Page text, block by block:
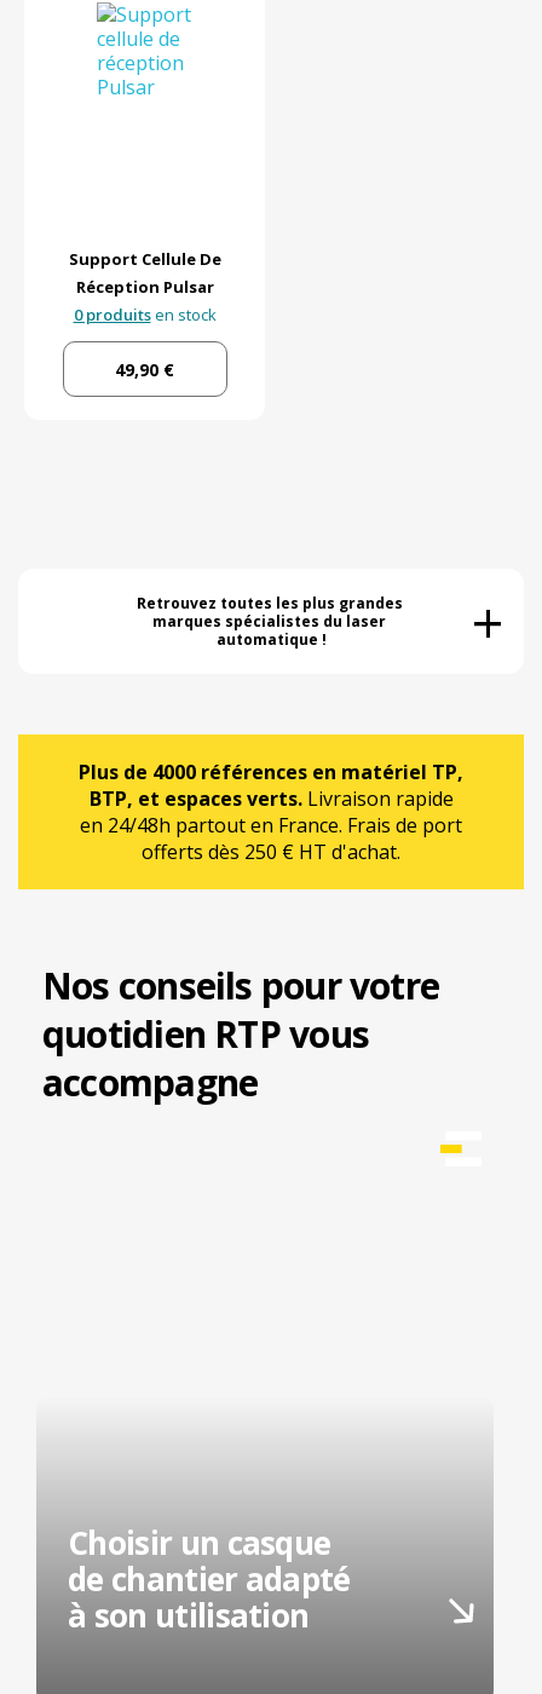
Support Cellule De
Réception Pulsar
0 produitsen stock
49,90 €
Retrouvez toutes les plus grandes
marques spécialistes du laser
automatique !
+
Plus de 4000 références en matériel TP,
BTP, et espaces verts.Livraison rapide
en 24/48h partout en France. Frais de port
offerts dès 250 € HT d'achat.
Nos conseils pour votre
quotidien RTP vous
accompagne
Choisir un casque
de chantier adapté
à son utilisation